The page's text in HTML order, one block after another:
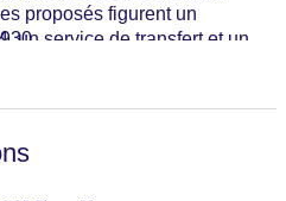
proposés figurent un
un service de transfert et un
quotidien est mis
: payants
sur demande : sans frais